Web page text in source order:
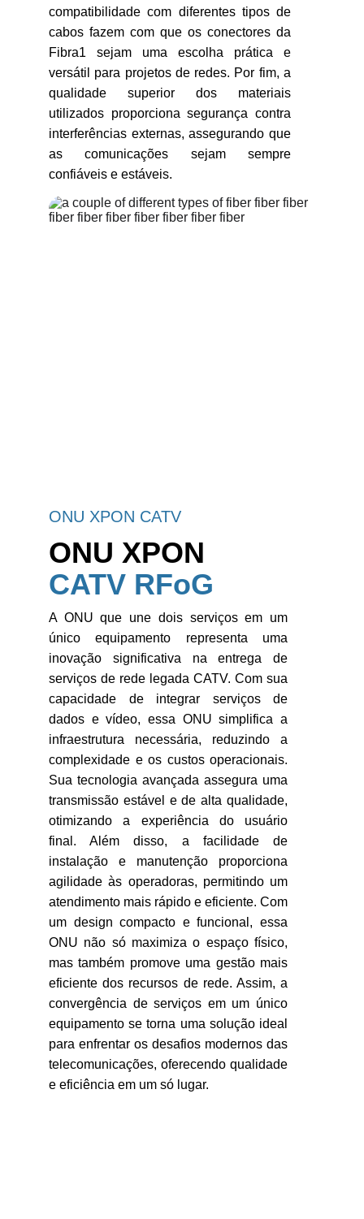
compatibilidade com diferentes tipos de
cabos fazem com que os conectores da
Fibra1 sejam uma escolha prática e
versátil para projetos de redes. Por fim, a
qualidade superior dos materiais
utilizados proporciona segurança contra
interferências externas, assegurando que
as comunicações sejam sempre
confiáveis e estáveis.
ONU XPON
CATV RFoG
A ONU que une dois serviços em um
único equipamento representa uma
inovação significativa na entrega de
serviços de rede legada CATV. Com sua
capacidade de integrar serviços de
dados e vídeo, essa ONU simplifica a
infraestrutura necessária, reduzindo a
complexidade e os custos operacionais.
Sua tecnologia avançada assegura uma
transmissão estável e de alta qualidade,
otimizando a experiência do usuário
final. Além disso, a facilidade de
instalação e manutenção proporciona
agilidade às operadoras, permitindo um
atendimento mais rápido e eficiente. Com
um design compacto e funcional, essa
ONU não só maximiza o espaço físico,
mas também promove uma gestão mais
eficiente dos recursos de rede. Assim, a
convergência de serviços em um único
equipamento se torna uma solução ideal
para enfrentar os desafios modernos das
telecomunicações, oferecendo qualidade
e eficiência em um só lugar.
ONU XPON CATV